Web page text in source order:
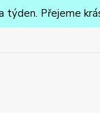
týden. Přejeme